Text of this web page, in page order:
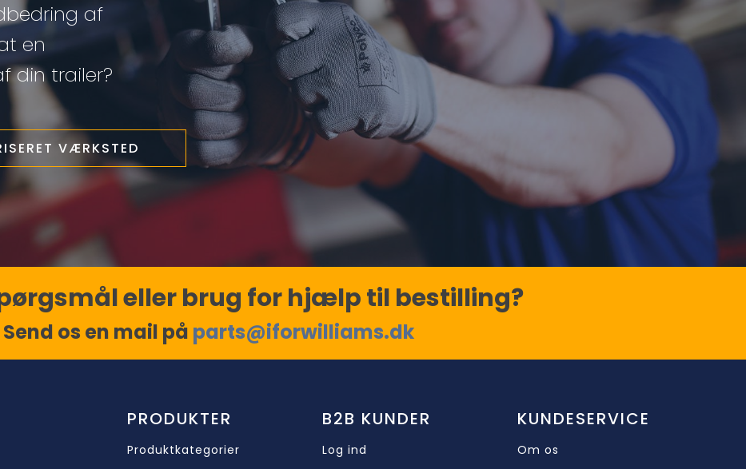
af
en
din trailer?
VÆRKSTED
eller brug for hjælp til bestilling?
Send os en mail på parts@iforwilliams.dk
PRODUKTER
Produktkategorier
B2B KUNDER
Log ind
KUNDESERVICE
Om os